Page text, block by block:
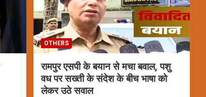
OTHERS
रामपुर एसपी के बयान से मचा बवाल, पशु
वध पर सख्ती के संदेश के बीच भाषा को
लेकर उठे सवाल